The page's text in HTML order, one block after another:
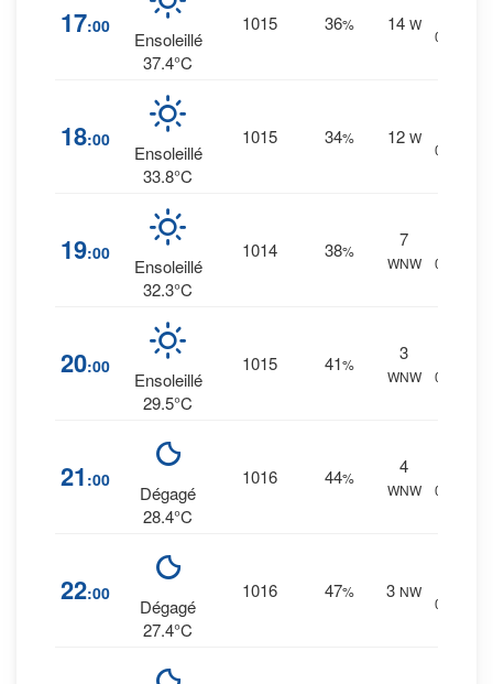
17:00
Ensoleillé
37.4°C
1015 36% 14 W
0 mm.
18:00
Ensoleillé
33.8°C
1015 34% 12 W
0 mm.
19:00
Ensoleillé
32.3°C
1014 38%
7
WNW
0 mm.
20:00
Ensoleillé
29.5°C
1015 41%
3
WNW
0 mm.
21 :00
Dégagé
28.4°C
1016 44%
4
WNW
0 mm.
22:00
Dégagé
27.4°C
1016 47% 3 NW
0 mm.